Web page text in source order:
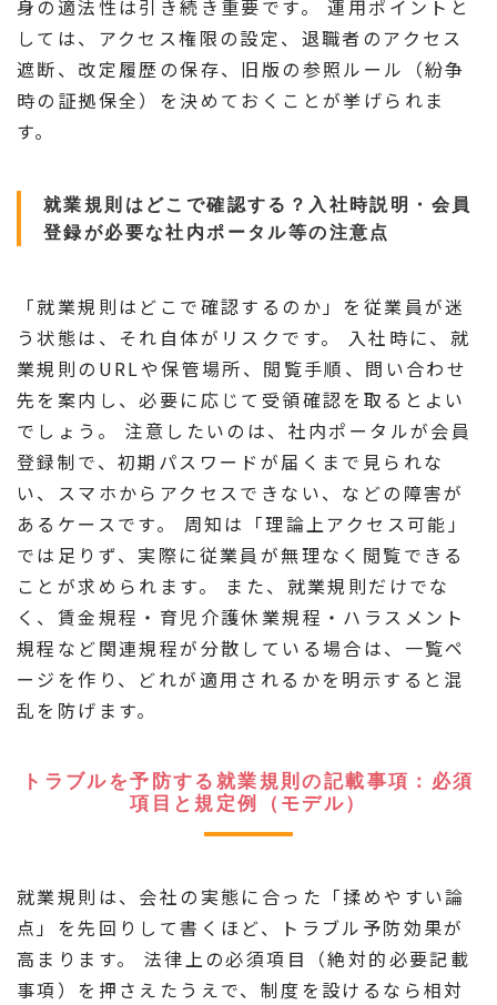
身の適法性は引き続き重要です。 運用ポイントと
しては、アクセス権限の設定、退職者のアクセス
遮断、改定履歴の保存、旧版の参照ルール（紛争
時の証拠保全）を決めておくことが挙げられま
す。
就業規則はどこで確認する？入社時説明・会員
登録が必要な社内ポータル等の注意点
「就業規則はどこで確認するのか」を従業員が迷
う状態は、それ自体がリスクです。 入社時に、就
業規則のURLや保管場所、閲覧手順、問い合わせ
先を案内し、必要に応じて受領確認を取るとよい
でしょう。 注意したいのは、社内ポータルが会員
登録制で、初期パスワードが届くまで見られな
い、スマホからアクセスできない、などの障害が
あるケースです。 周知は「理論上アクセス可能」
では足りず、実際に従業員が無理なく閲覧できる
ことが求められます。 また、就業規則だけでな
く、賃金規程・育児介護休業規程・ハラスメント
規程など関連規程が分散している場合は、一覧ペ
ージを作り、どれが適用されるかを明示すると混
乱を防げます。
トラブルを予防する就業規則の記載事項：必須
項目と規定例（モデル）
就業規則は、会社の実態に合った「揉めやすい論
点」を先回りして書くほど、トラブル予防効果が
高まります。 法律上の必須項目（絶対的必要記載
事項）を押さえたうえで、制度を設けるなら相対